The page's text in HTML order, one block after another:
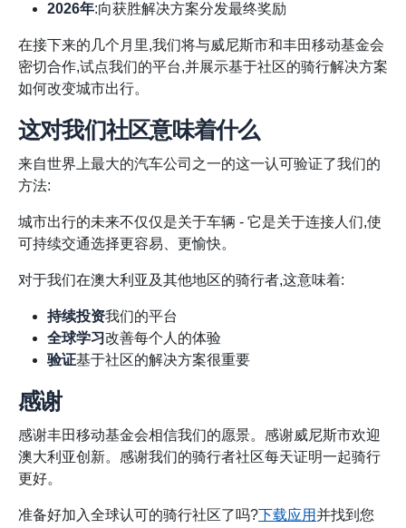
2026年:向获胜解决方案分发最终奖励
在接下来的几个月里,我们将与威尼斯市和丰田移动基金会
密切合作,试点我们的平台,并展示基于社区的骑行解决方案
如何改变城市出行。
这对我们社区意味着什么
来自世界上最大的汽车公司之一的这一认可验证了我们的
方法:
城市出行的未来不仅仅是关于车辆 - 它是关于连接人们,使
可持续交通选择更容易、更愉快。
对于我们在澳大利亚及其他地区的骑行者,这意味着:
持续投资我们的平台
全球学习改善每个人的体验
验证基于社区的解决方案很重要
感谢
感谢丰田移动基金会相信我们的愿景。感谢威尼斯市欢迎
澳大利亚创新。感谢我们的骑行者社区每天证明一起骑行
更好。
准备好加入全球认可的骑行社区了吗? 下载应用并找到您